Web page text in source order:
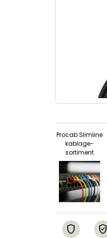
Procab Slimline
kablage-
sortiment
shield verified_user